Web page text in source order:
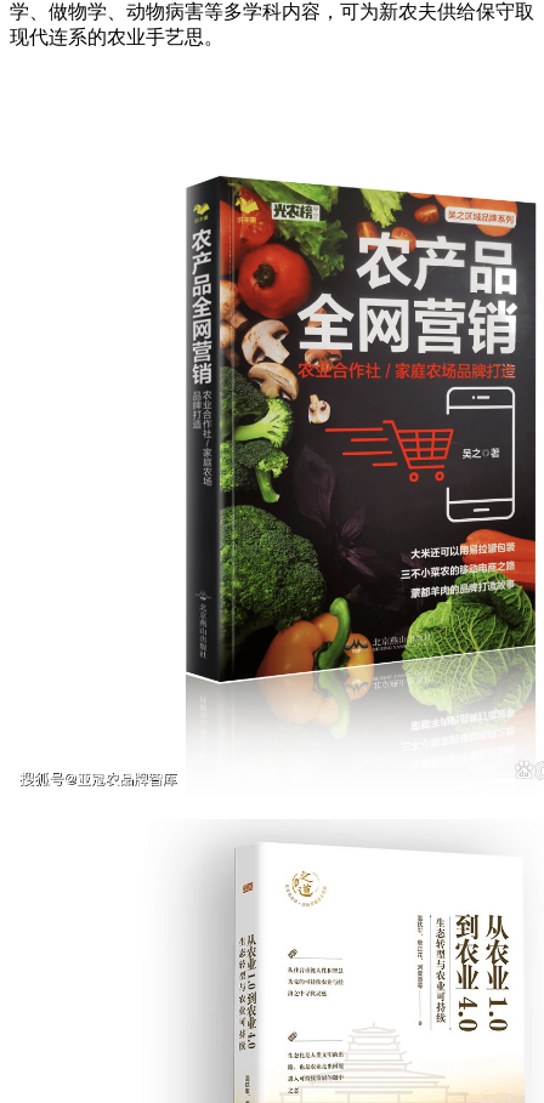
学、做物学、动物病害等多学科内容，可为新农夫供给保守取
现代连系的农业手艺思。